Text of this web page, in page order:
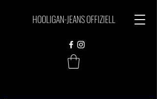
HOOLIGAN-JEANS OFFIZIELL